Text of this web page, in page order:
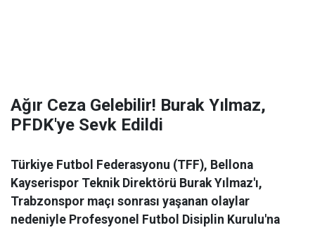
Ağır Ceza Gelebilir! Burak Yılmaz,
PFDK'ye Sevk Edildi
Türkiye Futbol Federasyonu (TFF), Bellona
Kayserispor Teknik Direktörü Burak Yılmaz'ı,
Trabzonspor maçı sonrası yaşanan olaylar
nedeniyle Profesyonel Futbol Disiplin Kurulu'na